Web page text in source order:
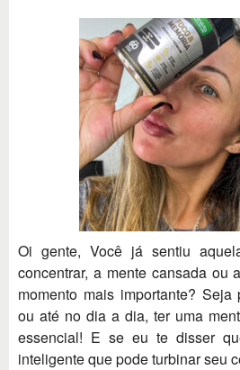
Oi gente, Você já sentiu
concentrar, a mente cansada ou
momento mais importante? Seja
ou até no dia a dia, ter uma
essencial! E se eu te disser
inteligente que pode turbinar seu